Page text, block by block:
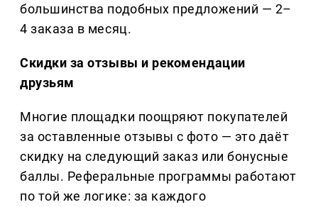
большинства подобных предложений — 2–
4 заказа в месяц.
Скидки за отзывы и рекомендации
друзьям
Многие площадки поощряют покупателей
за оставленные отзывы с фото — это даёт
скидку на следующий заказ или бонусные
баллы. Реферальные программы работают
по той же логике: за каждого